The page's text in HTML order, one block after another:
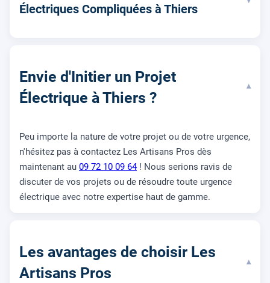
Électriques Compliquées à Thiers
Envie d'Initier un Projet
Électrique à Thiers ?
▾
Peu importe la nature de votre projet ou de votre urgence,
n'hésitez pas à contactez Les Artisans Pros dès
maintenant au 09 72 10 09 64! Nous serions ravis de
discuter de vos projets ou de résoudre toute urgence
électrique avec notre expertise haut de gamme.
Les avantages de choisir Les
Artisans Pros
▾